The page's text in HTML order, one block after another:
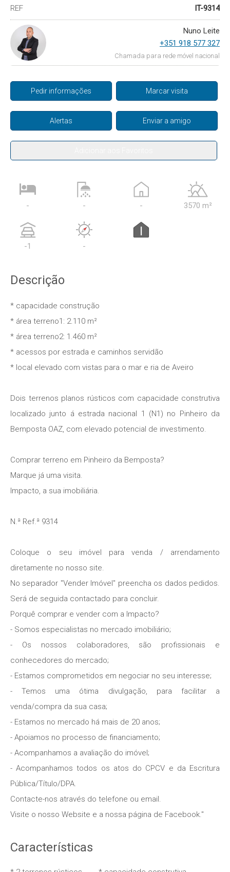
REF IT-9314
Nuno Leite
+351 918 577 327
Chamada para rede móvel nacional
Pedir informações Marcar visita
Alertas Enviar a amigo
- - - 3570 m²
-1 -
I
Descrição
* capacidade construção
* área terreno1: 2.110 m²
* área terreno2: 1.460 m²
* acessos por estrada e caminhos servidão
* local elevado com vistas para o mar e ria de Aveiro
Dois terrenos planos rústicos com capacidade construtiva
localizado junto á estrada nacional 1 (N1) no Pinheiro da
Bemposta OAZ, com elevado potencial de investimento.
Comprar terreno em Pinheiro da Bemposta?
Marque já uma visita.
Impacto, a sua imobiliária.
N.ª Ref.ª 9314
Coloque o seu imóvel para venda / arrendamento
diretamente no nosso site.
No separador "Vender Imóvel" preencha os dados pedidos.
Será de seguida contactado para concluir.
Porquê comprar e vender com a Impacto?
- Somos especialistas no mercado imobiliário;
- Os nossos colaboradores, são profissionais e
conhecedores do mercado;
- Estamos comprometidos em negociar no seu interesse;
- Temos uma ótima divulgação, para facilitar a
venda/compra da sua casa;
- Estamos no mercado há mais de 20 anos;
- Apoiamos no processo de financiamento;
- Acompanhamos a avaliação do imóvel;
- Acompanhamos todos os atos do CPCV e da Escritura
Pública/Título/DPA.
Contacte-nos através do telefone ou email.
Visite o nosso Website e a nossa página de Facebook."
Características